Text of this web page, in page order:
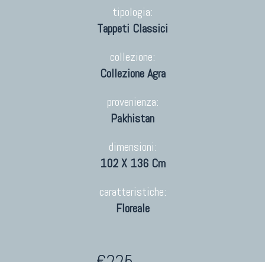
tipologia:
Tappeti Classici
collezione:
Collezione Agra
provenienza:
Pakhistan
dimensioni:
102 X 136 Cm
caratteristiche:
Floreale